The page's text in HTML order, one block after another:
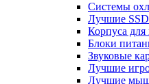
Системы
Лучшие SSD
Корпуса
Блоки
Звуковые
Лучшие
Лучшие